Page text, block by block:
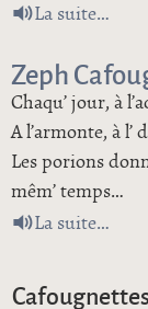
La suitede
Zeph
Chaqu’ jour, à
A l’armonte, à l’
Les porions
mêm’ temps…
La suitede